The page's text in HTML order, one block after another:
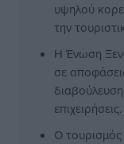
υψηλού
την
Η Ένωση
σε
διαβούλευση
επιχειρήσεις.
Ο τουρισμός